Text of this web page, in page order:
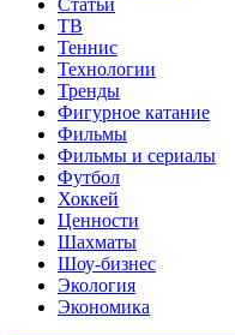
Статьи
ТВ
Теннис
Технологии
Тренды
Фигурное катание
Фильмы
Фильмы и сериалы
Футбол
Хоккей
Ценности
Шахматы
Шоу-бизнес
Экология
Экономика